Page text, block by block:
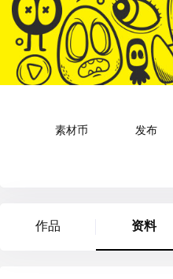
素材币 发布
作品 资料